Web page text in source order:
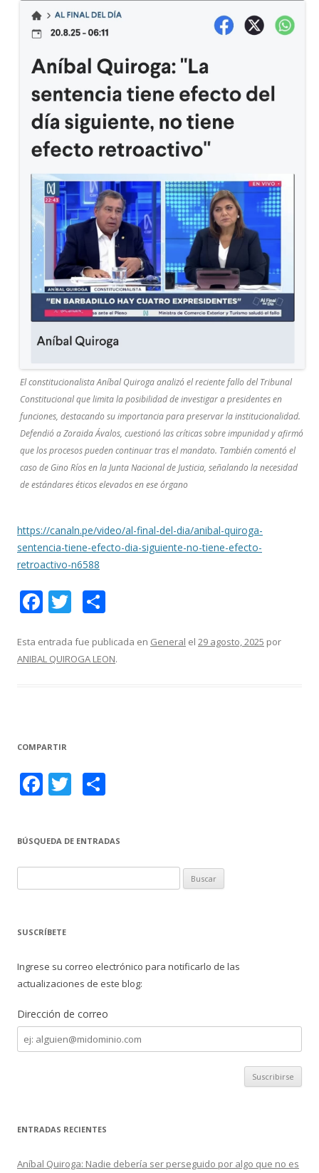
El constitucionalista Aníbal Quiroga analizó el reciente fallo del Tribunal
Constitucional que limita la posibilidad de investigar a presidentes en
funciones, destacando su importancia para preservar la institucionalidad.
Defendió a Zoraida Ávalos, cuestionó las críticas sobre impunidad y afirmó
que los procesos pueden continuar tras el mandato. También comentó el
caso de Gino Ríos en la Junta Nacional de Justicia, señalando la necesidad
de estándares éticos elevados en ese órgano
https://canaln.pe/video/al-final-del-dia/anibal-quiroga-
sentencia-tiene-efecto-dia-siguiente-no-tiene-efecto-
retroactivo-n6588
F
e
b
k
T
itt
er
m
p
Esta entrada fue publicada en General el 29 agosto, 2025 por
ANIBAL QUIROGA LEON.
COMPARTIR
F
b
o
o
k
T
er p
ar
ti
BÚSQUEDA DE ENTRADAS
u
c
r
SUSCRÍBETE
Ingrese su correo electrónico para notificarlo de las
actualizaciones de este blog:
Dirección de correo
Dirección
de
correo
ENTRADAS RECIENTES
Aníbal Quiroga: Nadie debería ser perseguido por algo que no es